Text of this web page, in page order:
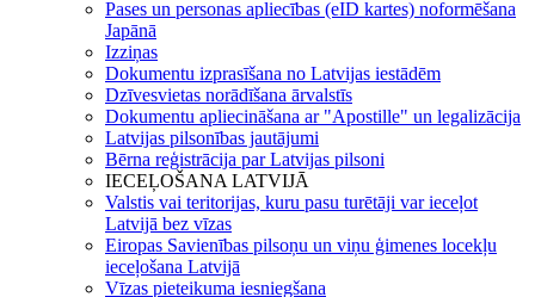
Pases un personas apliecības (eID kartes) noformēšana
Japānā
Izziņas
Dokumentu izprasīšana no Latvijas iestādēm
Dzīvesvietas norādīšana ārvalstīs
Dokumentu apliecināšana ar "Apostille" un legalizācija
Latvijas pilsonības jautājumi
Bērna reģistrācija par Latvijas pilsoni
IECEĻOŠANA LATVIJĀ
Valstis vai teritorijas, kuru pasu turētāji var ieceļot
Latvijā bez vīzas
Eiropas Savienības pilsoņu un viņu ģimenes locekļu
ieceļošana Latvijā
Vīzas pieteikuma iesniegšana